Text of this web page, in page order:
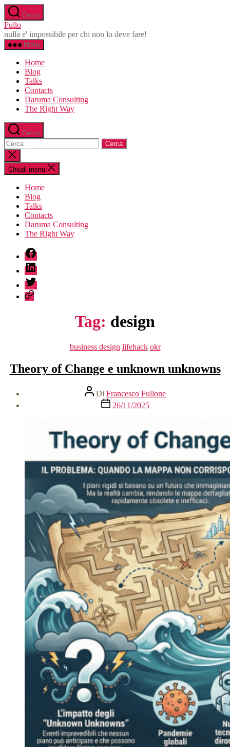
Salta
al
contenuto
Cerca
Fullo
nulla e' impossibile per chi non lo deve fare!
Menu
Home
Blog
Talks
Contacts
Daruma Consulting
The Right Way
Cerca
Cerca:
Chiudi
la
ricerca
Chiudi menu
Home
Blog
Talks
Contacts
Daruma Consulting
The Right Way
fb
linkedin
twitter
sessionize
Tag: design
Categorie
business design lifehack okr
Theory of Change e unknown unknowns
Autore
articolo
Di Francesco Fullone
Data
dell'articolo
26/11/2025